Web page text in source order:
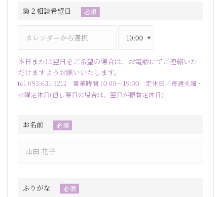
第２相談希望日 必須
本日または翌日をご希望の場合は、お電話にてご連絡いた
だけますようお願いいたします。
tel.093-631-3212 営業時間 10:00～19:00 定休日／毎週火曜・
水曜定休日(但し祭日の場合は、翌日が振替定休日)
お名前 必須
ふりがな 必須